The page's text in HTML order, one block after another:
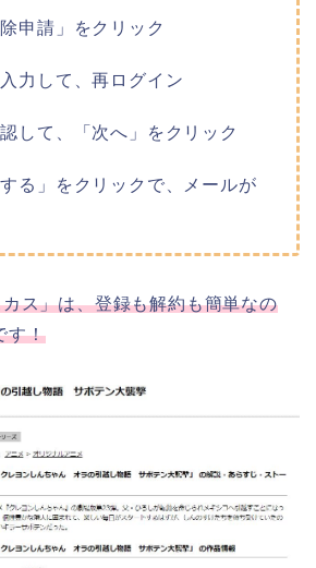
申請」をクリック
力して、再ログイン
して、「次へ」をクリック
る」をクリックで、メールが
ス」は、登録も解約も簡単なの
す！